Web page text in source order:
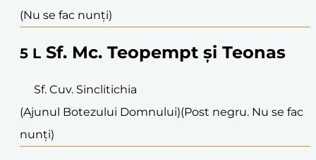
(Nu se fac nunți)
5 L Sf. Mc. Teopempt și Teonas
Sf. Cuv. Sinclitichia
(Ajunul Botezului Domnului)(Post negru. Nu se fac
nunți)